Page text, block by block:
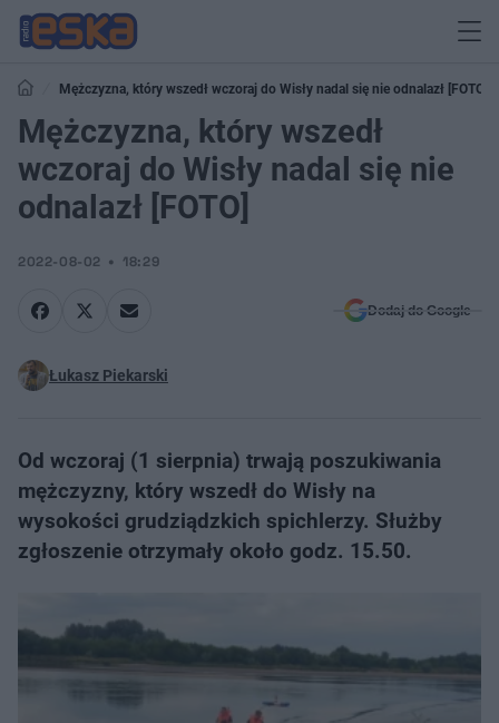
Mężczyzna, który wszedł wczoraj do Wisły nadal się nie odnalazł [FOTO]
Mężczyzna, który wszedł
wczoraj do Wisły nadal się nie
odnalazł [FOTO]
2022-08-02 18:29
Dodaj do Google
Łukasz Piekarski
Od wczoraj (1 sierpnia) trwają poszukiwania
mężczyzny, który wszedł do Wisły na
wysokości grudziądzkich spichlerzy. Służby
zgłoszenie otrzymały około godz. 15.50.